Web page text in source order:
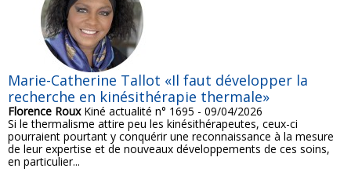
Marie-Catherine Tallot «Il faut développer la
recherche en kinésithérapie thermale»
Florence RouxKiné actualité n° 1695 - 09/04/2026
Si le thermalisme attire peu les kinésithérapeutes, ceux-ci
pourraient pourtant y conquérir une reconnaissance à la mesure
de leur expertise et de nouveaux développements de ces soins,
en particulier...